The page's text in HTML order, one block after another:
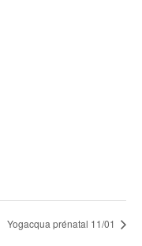
Yogacqua prénatal 11/01